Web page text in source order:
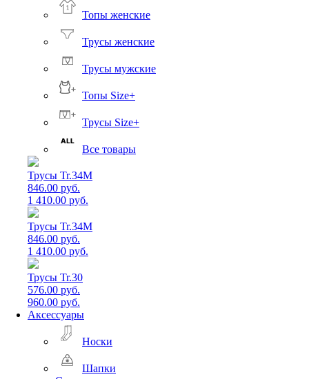
Топы женские
Трусы женские
Трусы мужские
Топы Size+
Трусы Size+
Все товары
Трусы Tr.34M
846.00 руб.
1 410.00 руб.
Трусы Tr.34M
846.00 руб.
1 410.00 руб.
Трусы Tr.30
576.00 руб.
960.00 руб.
Аксессуары
Носки
Шапки